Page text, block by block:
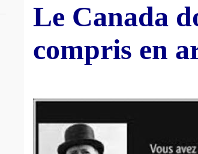
Le Canada
compris en